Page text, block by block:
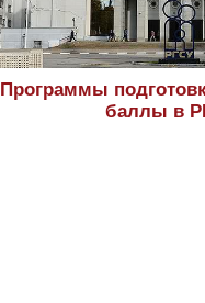
Программы
баллы в